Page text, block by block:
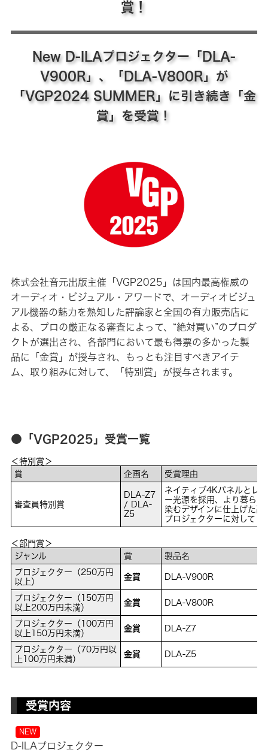
賞！
New D-ILAプロジェクター「DLA-
V900R」、「DLA-V800R」が
「VGP2024 SUMMER」に引き続き「金
賞」を受賞！
株式会社音元出版主催「VGP2025」は国内最高権威の
オーディオ・ビジュアル・アワードで、オーディオビジュ
アル機器の魅力を熟知した評論家と全国の有力販売店に
よる、プロの厳正なる審査によって、“絶対買い”のプロダ
クトが選出され、各部門において最も得票の多かった製
品に「金賞」が授与され、もっとも注目すべきアイテ
ム、取り組みに対して、「特別賞」が授与されます。
●「VGP2025」受賞一覧
＜特別賞＞
賞
企画名 受賞理由
審査員特別賞
DLA-Z7
/ DLA-
Z5
ネイティブ4Kパネルとレ
ー光源を採用、より暮らし
染むデザインに仕上げた高
プロジェクターに対して
＜部門賞＞
ジャンル
賞
製品名
プロジェクター（250万円
以上）
金賞 DLA-V900R
プロジェクター（150万円
以上200万円未満）
金賞 DLA-V800R
プロジェクター（100万円
以上150万円未満）
金賞 DLA-Z7
プロジェクター（70万円以
上100万円未満）
金賞 DLA-Z5
受賞内容
NEW
D-ILAプロジェクター